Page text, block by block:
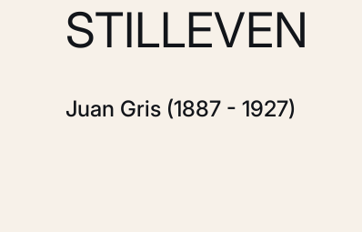
STILLEVEN
Juan Gris (1887 - 1927)